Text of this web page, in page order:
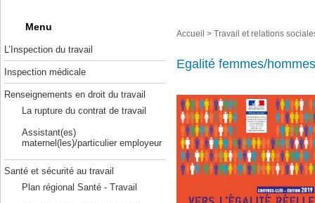
Menu
L’Inspection du travail
Inspection médicale
Renseignements en droit du travail
La rupture du contrat de travail
Assistant(es)
maternel(les)/particulier employeur
Santé et sécurité au travail
Plan régional Santé - Travail
Accueil > Travail et relations
Egalité femmes/hommes